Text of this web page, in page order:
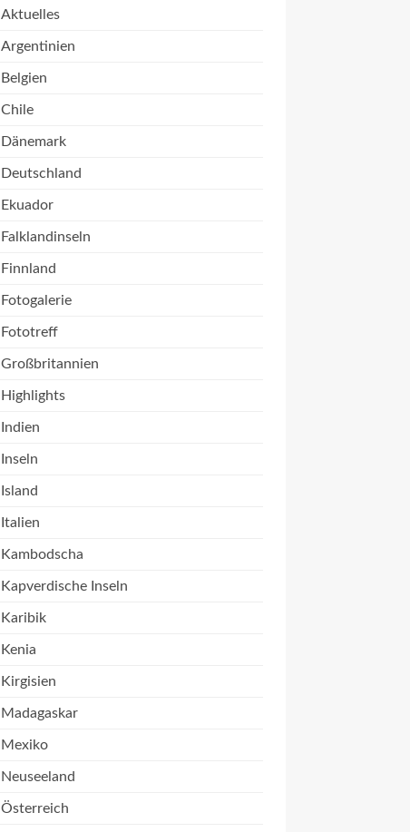
Aktuelles
Argentinien
Belgien
Chile
Dänemark
Deutschland
Ekuador
Falklandinseln
Finnland
Fotogalerie
Fototreff
Großbritannien
Highlights
Indien
Inseln
Island
Italien
Kambodscha
Kapverdische Inseln
Karibik
Kenia
Kirgisien
Madagaskar
Mexiko
Neuseeland
Österreich